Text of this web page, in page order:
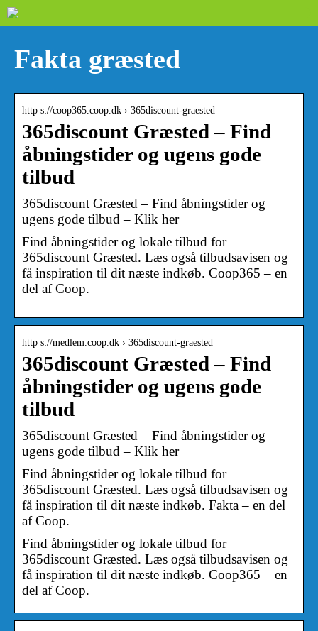
Fakta græsted
http s://coop365.coop.dk › 365discount-graested
365discount Græsted – Find
åbningstider og ugens gode
tilbud
365discount Græsted – Find åbningstider og
ugens gode tilbud – Klik her
Find åbningstider og lokale tilbud for
365discount Græsted. Læs også tilbudsavisen og
få inspiration til dit næste indkøb. Coop365 – en
del af Coop.
http s://medlem.coop.dk › 365discount-graested
365discount Græsted – Find
åbningstider og ugens gode
tilbud
365discount Græsted – Find åbningstider og
ugens gode tilbud – Klik her
Find åbningstider og lokale tilbud for
365discount Græsted. Læs også tilbudsavisen og
få inspiration til dit næste indkøb. Fakta – en del
af Coop.
Find åbningstider og lokale tilbud for
365discount Græsted. Læs også tilbudsavisen og
få inspiration til dit næste indkøb. Coop365 – en
del af Coop.